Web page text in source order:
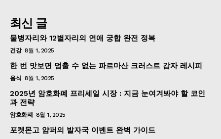
최신 글
물병자리와 12별자리의 연애 궁합 완전 정복
건강 8월 1, 2025
한 번 맛보면 멈출 수 없는 파르마산 크러스트 감자 레시피
음식 8월 1, 2025
2025년 암호화폐 프리세일 시장 : 지금 눈여겨봐야 할 코인
과 전략
암호화폐 8월 1, 2025
포켓몬고 얌퍼의 발자국 이벤트 완벽 가이드